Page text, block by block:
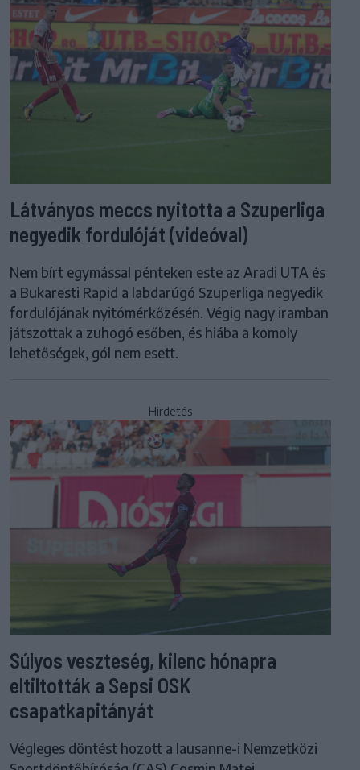
Látványos meccs nyitotta a Szuperliga
negyedik fordulóját (videóval)
Nem bírt egymással pénteken este az Aradi UTA és
a Bukaresti Rapid a labdarúgó Szuperliga negyedik
fordulójának nyitómérkőzésén. Végig nagy iramban
játszottak a zuhogó esőben, és hiába a komoly
lehetőségek, gól nem esett.
Hirdetés
Súlyos veszteség, kilenc hónapra
eltiltották a Sepsi OSK
csapatkapitányát
Végleges döntést hozott a lausanne-i Nemzetközi